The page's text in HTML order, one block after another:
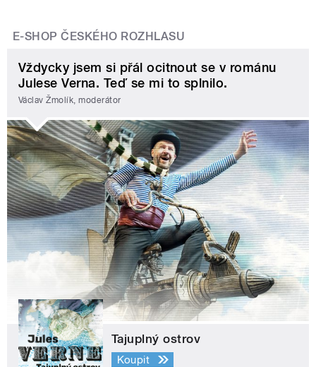
E-SHOP ČESKÉHO ROZHLASU
Vždycky jsem si přál ocitnout se v románu
Julese Verna. Teď se mi to splnilo.
Václav Žmolík, moderátor
Tajuplný ostrov
Koupit